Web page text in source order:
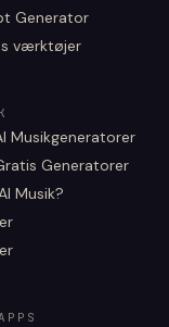
Generator
værktøjer
Musikgeneratorer
Generatorer
Musik?